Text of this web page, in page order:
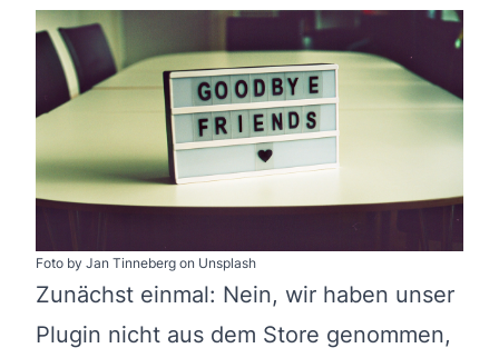
Foto by Jan Tinneberg on Unsplash
Zunächst einmal: Nein, wir haben unser
Plugin nicht aus dem Store genommen,